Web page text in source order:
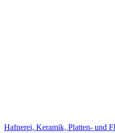
Hafnerei, Keramik, Platten- und